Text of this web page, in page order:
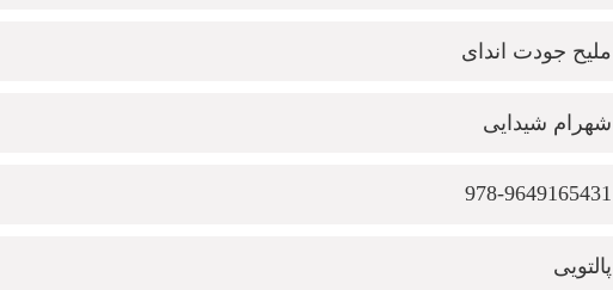
ملیح جودت اندای
شهرام شیدایی
978-9649165431
پالتویی